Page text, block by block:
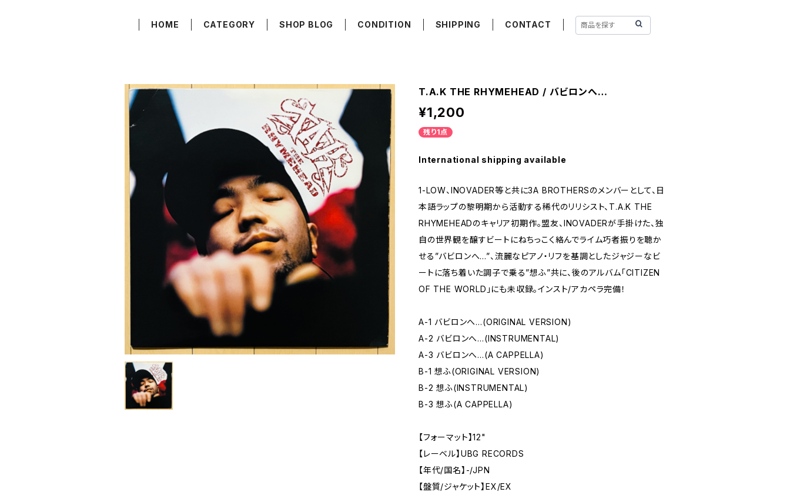
HOME CATEGORY SHOP BLOG CONDITION SHIPPING CONTACT
T.A.K THE RHYMEHEAD / バビロンへ…
¥1,200
残り1点
International shipping available
1-LOW、INOVADER等と共に3A BROTHERSのメンバーとして、日
本語ラップの黎明期から活動する稀代のリリシスト、T.A.K THE
RHYMEHEADのキャリア初期作。盟友、INOVADERが手掛けた、独
自の世界観を醸すビートにねちっこく絡んでライム巧者振りを聴か
せる”バビロンへ…”、流麗なピアノ・リフを基調としたジャジーなビ
ートに落ち着いた調子で乗る”想ふ”共に、後のアルバム「CITIZEN
OF THE WORLD」にも未収録。インスト/アカペラ完備！
A-1 バビロンへ…(ORIGINAL VERSION)
A-2 バビロンへ…(INSTRUMENTAL)
A-3 バビロンへ…(A CAPPELLA)
B-1 想ふ(ORIGINAL VERSION)
B-2 想ふ(INSTRUMENTAL)
B-3 想ふ(A CAPPELLA)
【フォーマット】12"
【レーベル】UBG RECORDS
【年代/国名】-/JPN
【盤質/ジャケット】EX/EX